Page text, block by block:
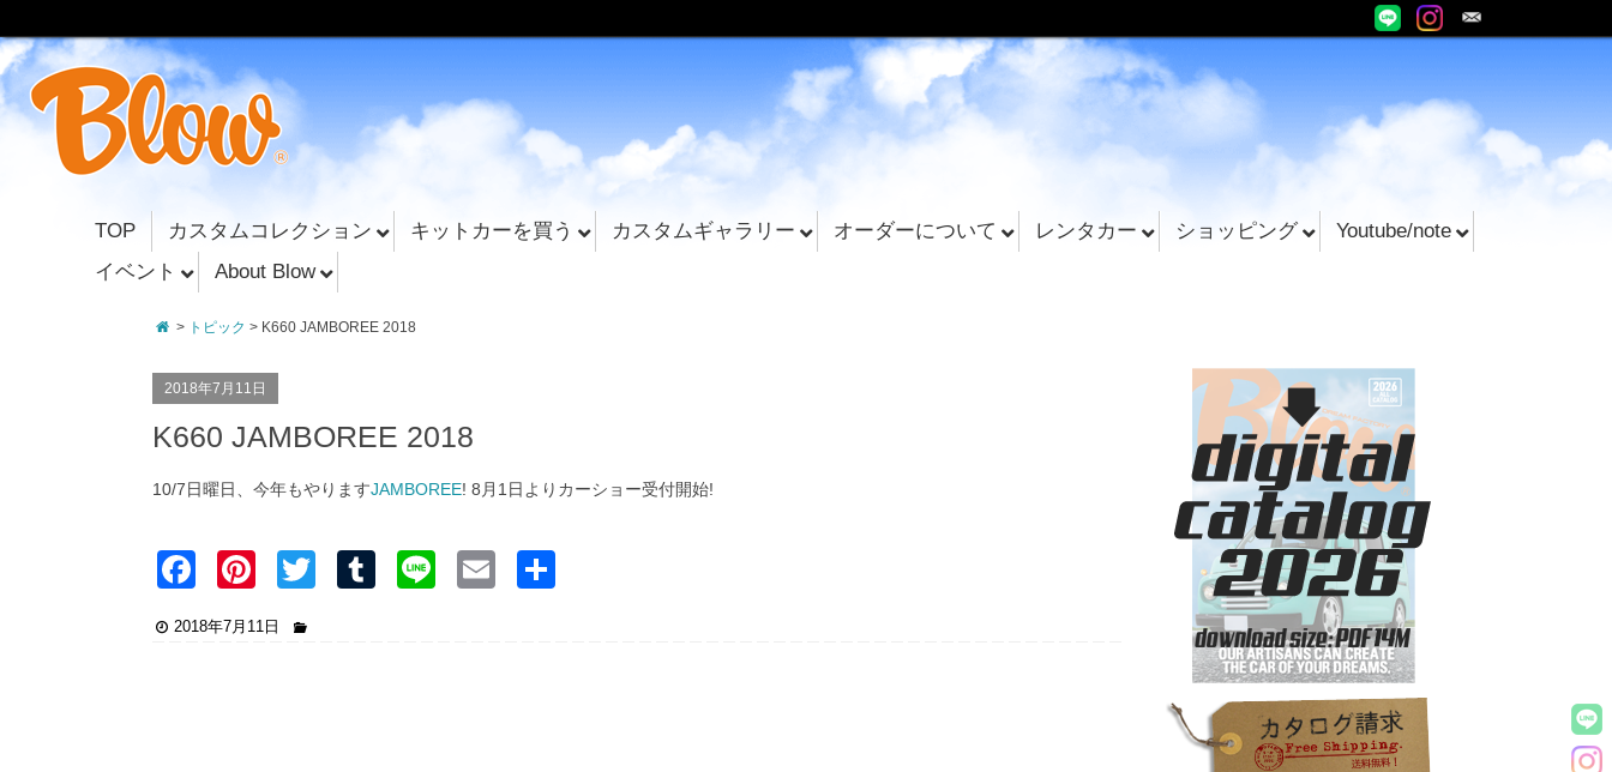
TOP カスタムコレクション キットカーを買う カスタムギャラリー オーダーについて レンタカー ショッピング
Youtube/note
イベント
About Blow
> トピック > K660 JAMBOREE 2018
2018年7月11日
K660 JAMBOREE 2018
10/7日曜日、今年もやりますJAMBOREE! 8月1日よりカーショー受付開始!
F
a
c
Pi
er
T
T
Li
E
2018年7月11日